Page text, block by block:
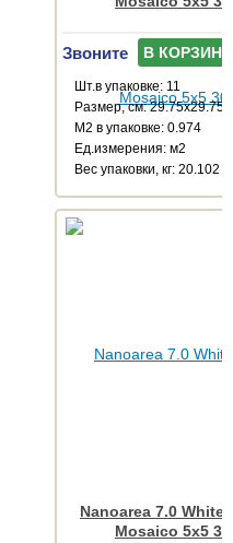
Звоните В КОРЗИНУ
Шт.в упаковке: 11
Размер, см: 29.75x29.75
М2 в упаковке: 0.974
Ед.измерения: м2
Веc упаковки, кг: 20.102
Nanoarea 7.0 White
Mosaico 5x5